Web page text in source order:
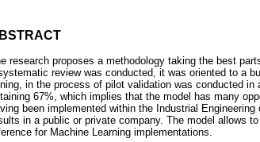
research proposes a methodology taking the best
review was conducted, it was oriented to a
in the process of pilot validation was conducted
67%, which implies that the model has many
been implemented within the Industrial
in a public or private company. The model allows
for Machine Learning implementations.